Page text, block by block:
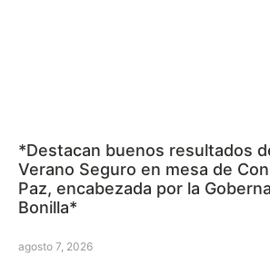
*Destacan buenos resultados
Verano Seguro en mesa de
Paz, encabezada por la
Bonilla*
agosto 7, 2026